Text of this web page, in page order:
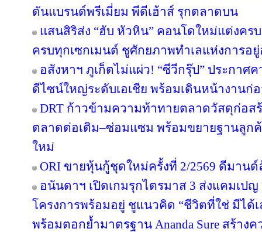
ดันแบรนด์พรีเมี่ยม พีดีเฮ้าส์ รุกตลาดบน
แสนสิริส่ง “ฮับ หัวหิน” คอนโดใหม่แต่งคร
ครบทุกเซกเมนต์ ชูศักยภาพทำเลแห่งการอ
อสังหาฯ ภูเก็ตไม่แผ่ว! “ซีวีกรุ๊ป” ประกาศค
ดีไซน์ใหญ่ระดับเอเชีย พร้อมเดินหน้างานก่อ
DRT ก้าวข้ามความท้าทายตลาดวัสดุก่อสร้
ตลาดต่อเติม–ซ่อมแซม พร้อมขยายฐานลูก
ใหม่
ORI ขายหุ้นกู้ชุดใหม่ครั้งที่ 2/2569 ดีมาน
อนันดาฯ เปิดเกมรุกไตรมาส 3 ส่งแคมเปญ
โครงการพร้อมอยู่ ชูแนวคิด “ชีวิตที่ใช่ มีได้
พร้อมตอกย้ำมาตรฐาน Ananda Sure สร้าง